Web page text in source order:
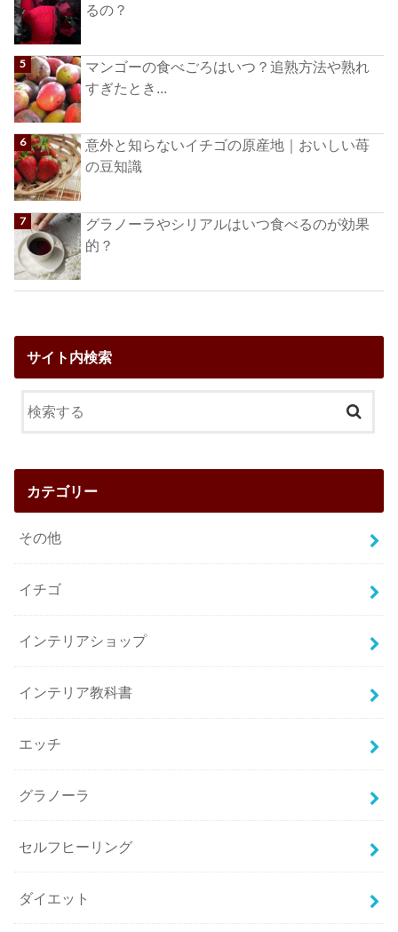
るの？
マンゴーの食べごろはいつ？追熟方法や熟れ
すぎたとき...
意外と知らないイチゴの原産地｜おいしい苺
の豆知識
グラノーラやシリアルはいつ食べるのが効果
的？
サイト内検索
カテゴリー
その他
イチゴ
インテリアショップ
インテリア教科書
エッチ
グラノーラ
セルフヒーリング
ダイエット